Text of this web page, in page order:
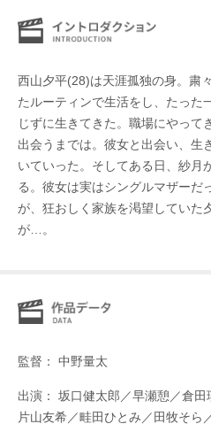
西山夕平(28)は天涯孤独の身。粛
たルーティンで生活をし、たった
じずに生きてきた。職場にやって
出会うまでは。彼女と出会い、生
いていった。そしてある日、紗月
る。彼女は実はシングルマザーだ
が、狂おしく家族を渇望していた
が…。
監督： 中野量太
出演： 坂口健太郎／早瀬憩／倉
片山友希／畦田ひとみ／田牧そら